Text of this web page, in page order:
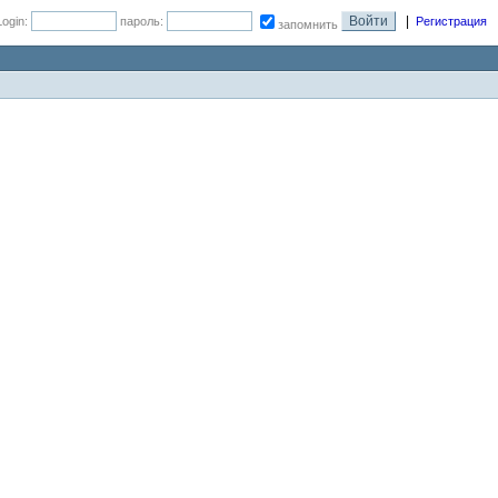
пароль: запомнить Регистрация